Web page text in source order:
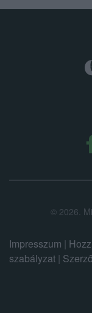
© 2026.
Impresszum |
szabályzat |